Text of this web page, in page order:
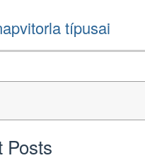
típusai
Posts